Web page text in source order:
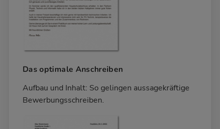
Das optimale Anschreiben
Aufbau und Inhalt: So gelingen aussagekräftige
Bewerbungsschreiben.